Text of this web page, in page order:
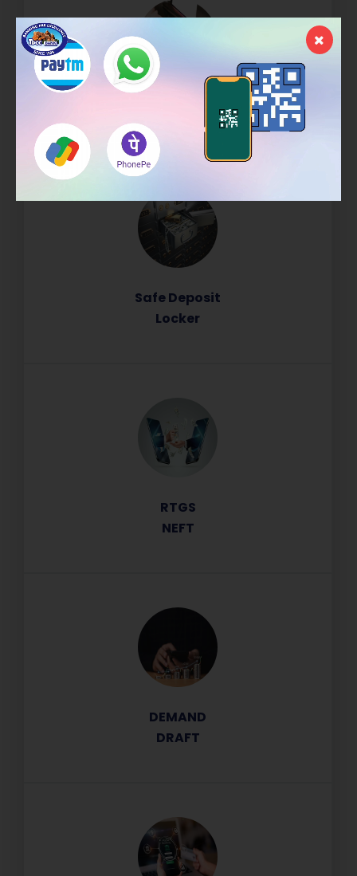
Micro / Mobile ATM
Safe Deposit
Locker
RTGS
NEFT
DEMAND
DRAFT